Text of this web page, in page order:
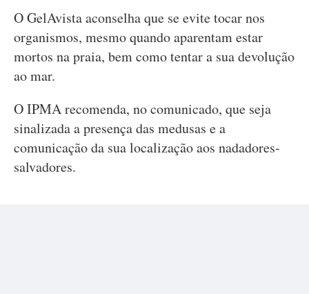
O GelAvista aconselha que se evite tocar nos
organismos, mesmo quando aparentam estar
mortos na praia, bem como tentar a sua devolução
ao mar.
O IPMA recomenda, no comunicado, que seja
sinalizada a presença das medusas e a
comunicação da sua localização aos nadadores-
salvadores.